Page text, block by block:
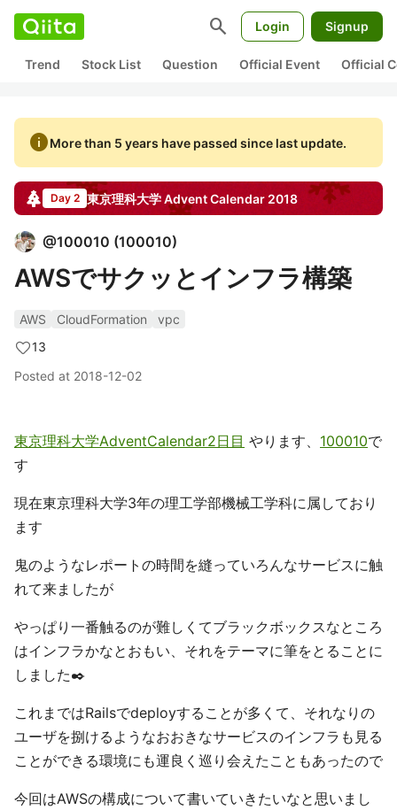
search Login Signup
Trend Stock List Question Official Event Official
infoMore than 5 years have passed since last update.
Day 2 東京理科大学Advent Calendar 2018
@100010 (100010)
AWSでサクッとインフラ構築
AWS CloudFormation
vpc
13
Posted at 2018-12-02
東京理科大学AdventCalendar2日目 やります、 100010で
す
現在東京理科大学3年の理工学部機械工学科に属しており
ます
鬼のようなレポートの時間を縫っていろんなサービスに触
れて来ましたが
やっぱり一番触るのが難しくてブラックボックスなところ
はインフラかなとおもい、それをテーマに筆をとることに
しました✒️
これまではRailsでdeployすることが多くて、それなりの
ユーザを捌けるようなおおきなサービスのインフラも見る
ことができる環境にも運良く巡り会えたこともあったので
今回はAWSの構成について書いていきたいなと思いまし